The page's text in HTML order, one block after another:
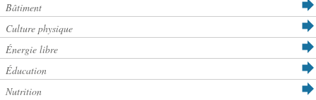
Bâtiment
Culture physique
Énergie libre
Éducation
Nutrition